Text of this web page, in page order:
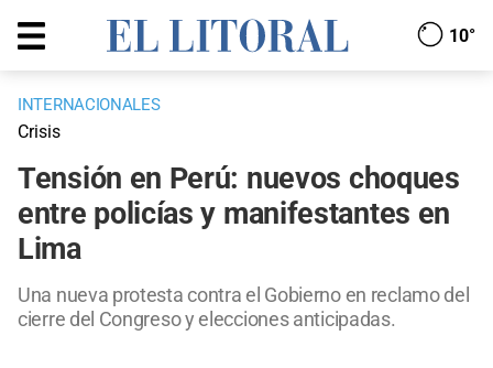
10°
INTERNACIONALES
Crisis
Tensión en Perú: nuevos choques
entre policías y manifestantes en
Lima
Una nueva protesta contra el Gobierno en reclamo del
cierre del Congreso y elecciones anticipadas.